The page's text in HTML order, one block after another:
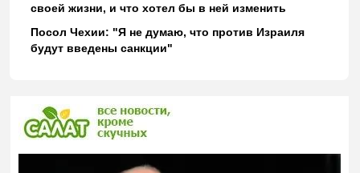
своей жизни, и что хотел бы в ней изменить
Посол Чехии: "Я не думаю, что против Израиля
будут введены санкции"